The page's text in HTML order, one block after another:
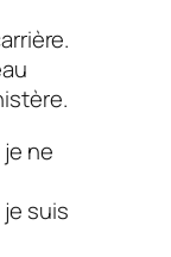
ne
je suis